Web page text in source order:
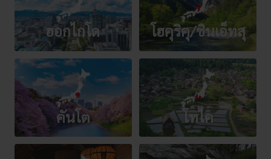
ฮอกไกโด โฮคุริคุ/ชินเอ็ทสุ
คันโต โทไค